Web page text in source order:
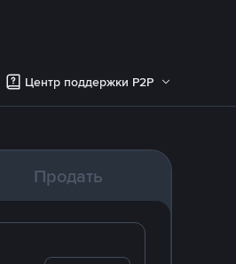
Центр поддержки P2P
Продать